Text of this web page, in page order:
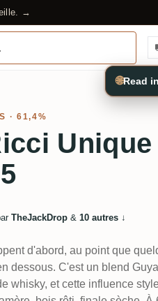
→
· 61,4%
TheJackDrop& 10 autres↓
d'abord, au point que
dessous. C'est un blend
whisky, et cette influence
🌐Read